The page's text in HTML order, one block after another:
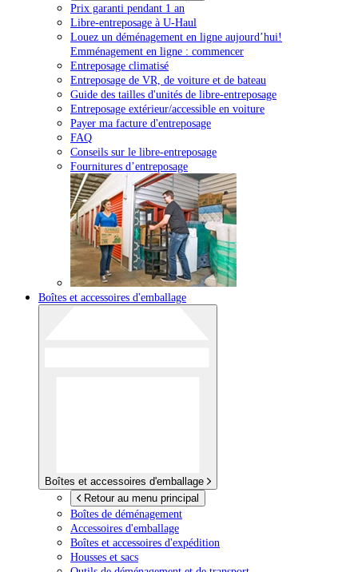
Prix garanti pendant 1 an
Libre-entreposage à U-Haul
Louez un déménagement en ligne aujourd’hui!
Emménagement en ligne : commencer
Entreposage climatisé
Entreposage de VR, de voiture et de bateau
Guide des tailles d'unités de libre-entreposage
Entreposage extérieur/accessible en voiture
Payer ma facture d'entreposage
FAQ
Conseils sur le libre-entreposage
Fournitures d’entreposage
Boîtes et accessoires d'emballage
Boîtes et accessoires d'emballage
Retour au menu principal
Boîtes de déménagement
Accessoires d'emballage
Boîtes et accessoires d'expédition
Housses et sacs